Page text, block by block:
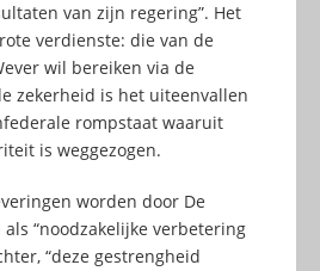
van zijn regering”. Het
verdienste: die van de
wil bereiken via de
zekerheid is het uiteenvallen
rompstaat waaruit
is weggezogen.
worden door De
“noodzakelijke verbetering
“deze gestrengheid